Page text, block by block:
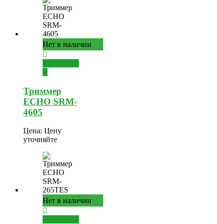
Нет в наличии
Триммер
ECHO SRM-
4605
Цена: Цену
уточняйте
Нет в наличии